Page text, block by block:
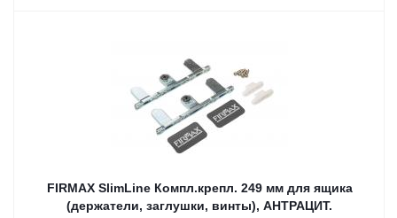
FIRMAX SlimLine Компл.крепл. 249 мм для ящика
(держатели, заглушки, винты), АНТРАЦИТ.